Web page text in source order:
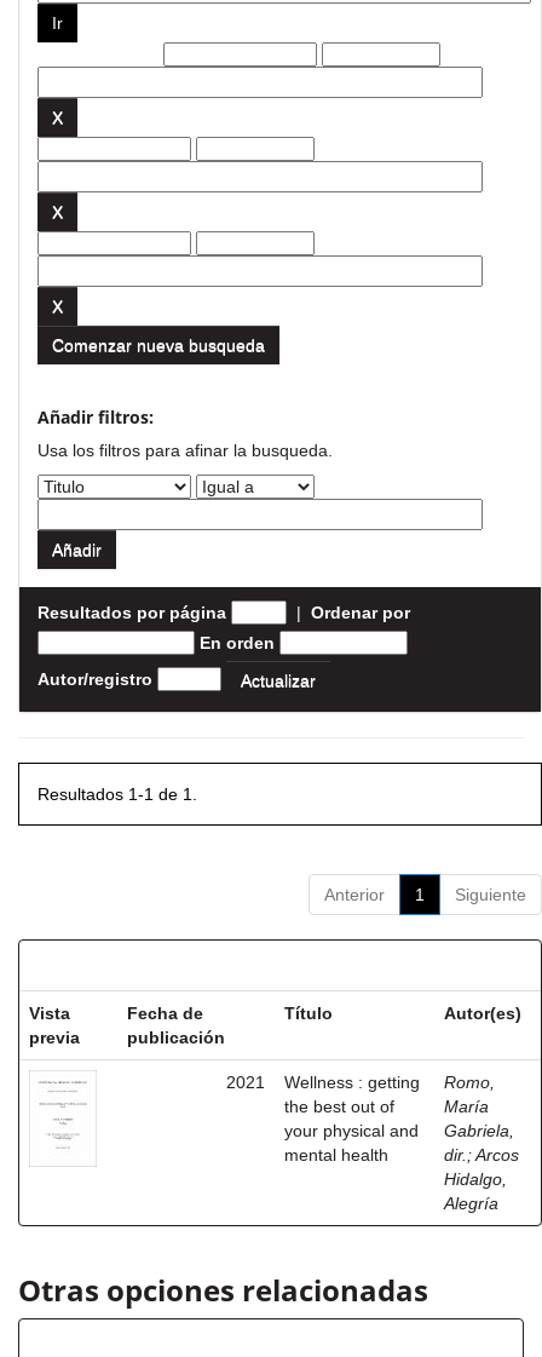
Comenzar nueva busqueda
Añadir filtros:
Usa los filtros para afinar la busqueda.
Resultados por página | Ordenar por
En orden
Autor/registro
Resultados 1-1 de 1.
Anterior 1 Siguiente
Vista
previa
Fecha de
publicación
Título Autor(es)
2021
Wellness : getting
the best out of
your physical and
mental health
Romo,
María
Gabriela,
dir. ;Arcos
Hidalgo,
Alegría
Otras opciones relacionadas